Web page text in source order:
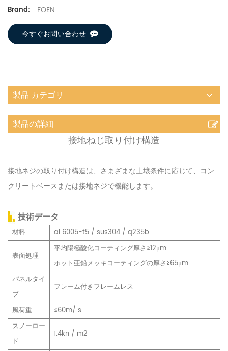
Brand: FOEN
今すぐお問い合わせ
製品 カテゴリ
製品の詳細
接地ねじ取り付け構造
接地ネジの取り付け構造は、さまざまな土壌条件に応じて、コン
クリートベースまたは接地ネジで機能します。
技術データ
材料 al 6005-t5 / sus304 / q235b
表面処理
平均陽極酸化コーティング厚さ≥12μm
ホット亜鉛メッキコーティングの厚さ≥65μm
パネルタイ
プ
フレーム付きフレームレス
風荷重
≤60m/ s
スノーロー
ド
1.4kn / m2